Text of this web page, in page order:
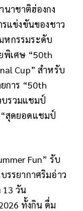
นาชาติฮ่องกง
รแข่งขันของชาว
หกรรมระดับ
พิเศษ “50th
Cup”สำหรับ
การ “50th
บรวมแชมป์
“สุดยอดแชมป์
Fun” รับ
รรยากาศริมอ่าว
13 วัน
ทั้งกิน ดื่ม